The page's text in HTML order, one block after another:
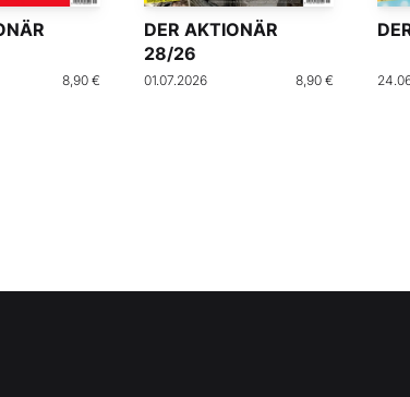
8,90 €
DER AKTIONÄR
28/26
01.07.2026 8,90 €